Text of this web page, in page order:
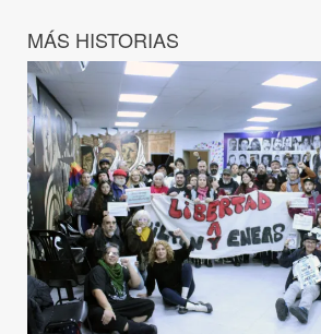
MÁS HISTORIAS